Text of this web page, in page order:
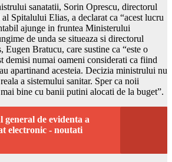
sanatatii, Sorin Oprescu, directorul
Spitalului Elias, a declarat ca “acest lucru
ajunge in fruntea Ministerului
de unda se situeaza si directorul
Bratucu, care sustine ca “este o
demisi numai oameni considerati ca fiind
apartinand acesteia. Decizia ministrului nu
a sistemului sanitar. Sper ca noii
bine cu banii putini alocati de la buget”.
general de evidenta a
electronic - noutati